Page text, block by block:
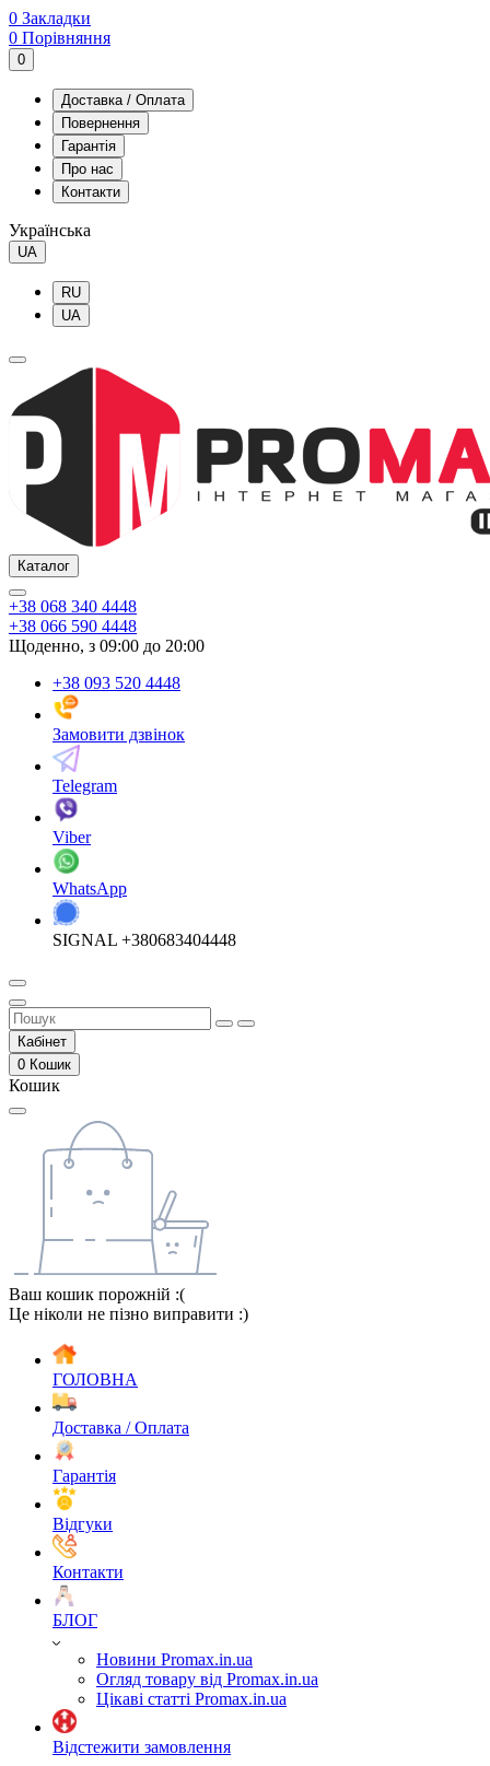
0 Закладки
0 Порівняння
0
Доставка / Оплата
Повернення
Гарантія
Про нас
Контакти
Українська
UA
RU
UA
Каталог
+38 068 340 4448
+38 066 590 4448
Щоденно, з 09:00 до 20:00
+38 093 520 4448
Замовити дзвінок
Telegram
Viber
WhatsApp
SIGNAL +380683404448
Кабінет
0 Кошик
Кошик
Ваш кошик порожній :(
Це ніколи не пізно виправити :)
ГОЛОВНА
Доставка / Оплата
Гарантія
Відгуки
Контакти
БЛОГ
Новини Promax.in.ua
Огляд товару від Promax.in.ua
Цікаві статті Promax.in.ua
Відстежити замовлення